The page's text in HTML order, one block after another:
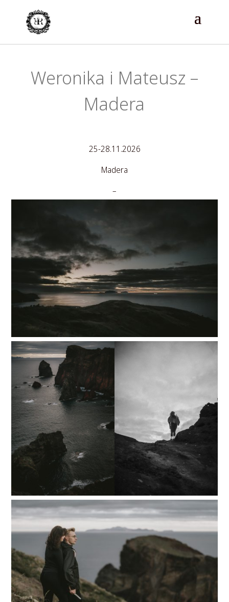
Weronika i Mateusz –
Madera
25-28.11.2026
Madera
–